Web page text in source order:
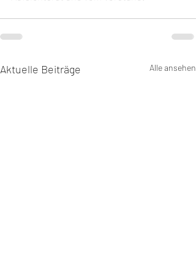
Aktuelle Beiträge Alle ansehen